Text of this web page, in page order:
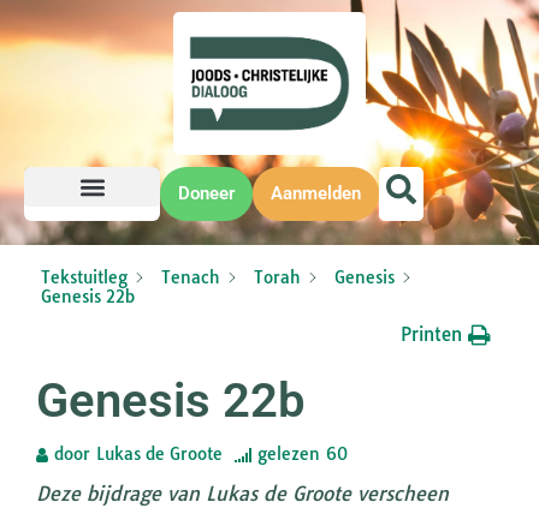
Doneer Aanmelden
Tekstuitleg Tenach Torah
Genesis
Genesis 22b
Printen
Genesis 22b
door Lukas de Groote gelezen 60
Deze bijdrage van Lukas de Groote verscheen